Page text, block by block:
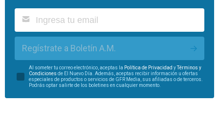
Regístrate a Boletín A.M.
Al someter tu correo electrónico, aceptas la Política de Privacidad yTérminos y
Condiciones de El Nuevo Día. Además, aceptas recibir información u ofertas
especiales de productos o servicios de GFR Media, sus afiliadas o de terceros.
Podrás optar salirte de los boletines en cualquier momento.